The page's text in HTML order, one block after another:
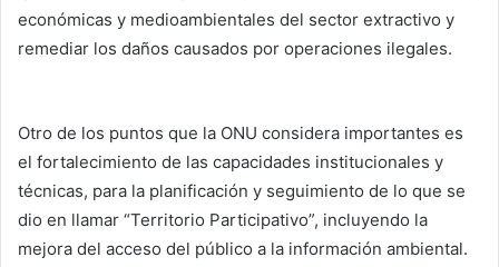
económicas y medioambientales del sector extractivo y
remediar los daños causados por operaciones ilegales.
Otro de los puntos que la ONU considera importantes es
el fortalecimiento de las capacidades institucionales y
técnicas, para la planificación y seguimiento de lo que se
dio en llamar “Territorio Participativo”, incluyendo la
mejora del acceso del público a la información ambiental.